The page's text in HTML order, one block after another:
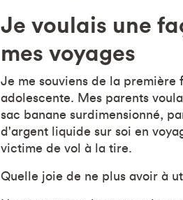
Je voulais une
mes voyages
Je me souviens de la première
adolescente. Mes parents
sac banane surdimensionné,
d'argent liquide sur soi en
victime de vol à la tire.
Quelle joie de ne plus avoir à